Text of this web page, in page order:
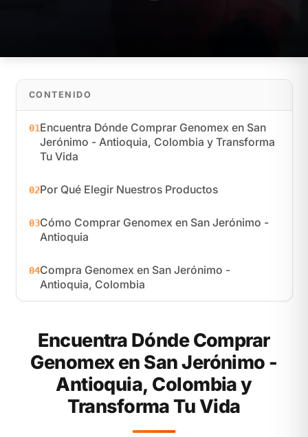
CONTENIDO
01Encuentra Dónde Comprar Genomex en San
Jerónimo - Antioquia, Colombia y Transforma
Tu Vida
02Por Qué Elegir Nuestros Productos
03Cómo Comprar Genomex en San Jerónimo -
Antioquia
04Compra Genomex en San Jerónimo -
Antioquia, Colombia
Encuentra Dónde Comprar
Genomex en San Jerónimo -
Antioquia, Colombia y
Transforma Tu Vida